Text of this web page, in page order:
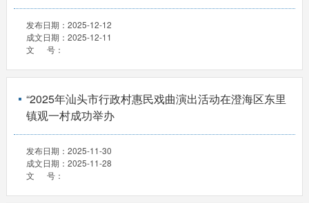
发布日期： 2025-12-12
成文日期： 2025-12-11
文 号：
“2025年汕头市行政村惠民戏曲演出活动在澄海区东里
镇观一村成功举办
发布日期： 2025-11-30
成文日期： 2025-11-28
文 号：